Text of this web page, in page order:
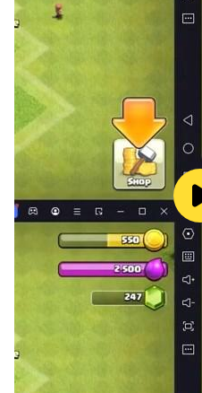
Google PlayでPCで遊べる
Google Play GamesでPCで
エミュレーターに比べてか
などはほとんど遊ぶことが
ュレーターをおすすめしま
PCにスマートフォンのゲー
PCにスマートフォンのゲー
まずAndroidエミュレータ
アからダウンロードします
ーターをインストールして